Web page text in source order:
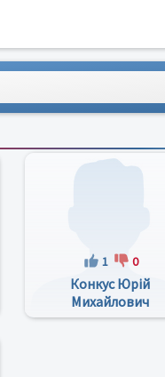
1 0
Конкус Юрій
Михайлович